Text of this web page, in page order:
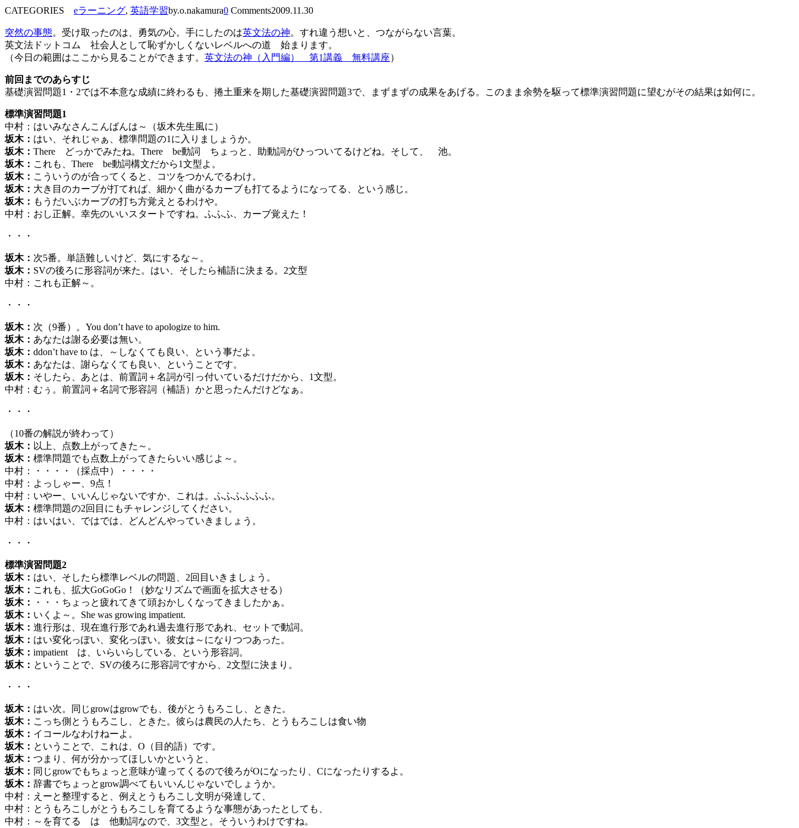
CATEGORIES eラーニング, 英語学習by.o.nakamura0 Comments2009.11.30
突然の事態。受け取ったのは、勇気の心。手にしたのは英文法の神。すれ違う想いと、つながらない言葉。
英文法ドットコム 社会人として恥ずかしくないレベルへの道 始まります。
（今日の範囲はここから見ることができます。 英文法の神（入門編） 第1講義 無料講座）
前回までのあらすじ
基礎演習問題1・2では不本意な成績に終わるも、捲土重来を期した基礎演習問題3で、まずまずの成果をあげる。このまま余勢を駆って標準演習問題に望むがその結果は如何に。
標準演習問題1
中村：はいみなさんこんばんは～（坂木先生風に）
坂木： はい、それじゃぁ、標準問題の1に入りましょうか。
坂木： There どっかでみたね。There be動詞 ちょっと、助動詞がひっついてるけどね。そして、 池。
坂木： これも、There be動詞構文だから1文型よ。
坂木： こういうのが合ってくると、コツをつかんでるわけ。
坂木： 大き目のカーブが打てれば、細かく曲がるカーブも打てるようになってる、という感じ。
坂木： もうだいぶカーブの打ち方覚えとるわけや。
中村：おし正解。幸先のいいスタートですね。ふふふ、カーブ覚えた！
・・・
坂木： 次5番。単語難しいけど、気にするな～。
坂木： SVの後ろに形容詞が来た。はい、そしたら補語に決まる。2文型
中村：これも正解～。
・・・
坂木： 次（9番）。You don’t have to apologize to him.
坂木： あなたは謝る必要は無い。
坂木： ddon’t have to は、～しなくても良い、という事だよ。
坂木： あなたは、謝らなくても良い、ということです。
坂木： そしたら、あとは、前置詞＋名詞が引っ付いているだけだから、1文型。
中村：むぅ。前置詞＋名詞で形容詞（補語）かと思ったんだけどなぁ。
・・・
（10番の解説が終わって）
坂木： 以上、点数上がってきた～。
坂木： 標準問題でも点数上がってきたらいい感じよ～。
中村：・・・・（採点中）・・・・
中村：よっしゃー、9点！
中村：いやー、いいんじゃないですか、これは。ふふふふふふ。
坂木： 標準問題の2回目にもチャレンジしてください。
中村：はいはい、ではでは、どんどんやっていきましょう。
・・・
標準演習問題2
坂木： はい、そしたら標準レベルの問題、2回目いきましょう。
坂木： これも、拡大GoGoGo！（妙なリズムで画面を拡大させる）
坂木：
・・・ちょっと疲れてきて頭おかしくなってきましたかぁ。
坂木： いくよ～。She was growing impatient.
坂木： 進行形は、現在進行形であれ過去進行形であれ、セットで動詞。
坂木： はい変化っぽい、変化っぽい。彼女は～になりつつあった。
坂木： impatient は、いらいらしている、という形容詞。
坂木： ということで、SVの後ろに形容詞ですから、2文型に決まり。
・・・
坂木： はい次。同じgrowはgrowでも、後がとうもろこし、ときた。
坂木： こっち側とうもろこし、ときた。彼らは農民の人たち、とうもろこしは食い物
坂木： イコールなわけねーよ。
坂木： ということで、これは、O（目的語）です。
坂木： つまり、何が分かってほしいかというと、
坂木： 同じgrowでもちょっと意味が違ってくるので後ろがOになったり、Cになったりするよ。
坂木： 辞書でちょっとgrow調べてもいいんじゃないでしょうか。
中村：えーと整理すると、例えとうもろこし文明が発達して、
中村：とうもろこしがとうもろこしを育てるような事態があったとしても、
中村：～を育てる は 他動詞なので、3文型と。そういうわけですね。